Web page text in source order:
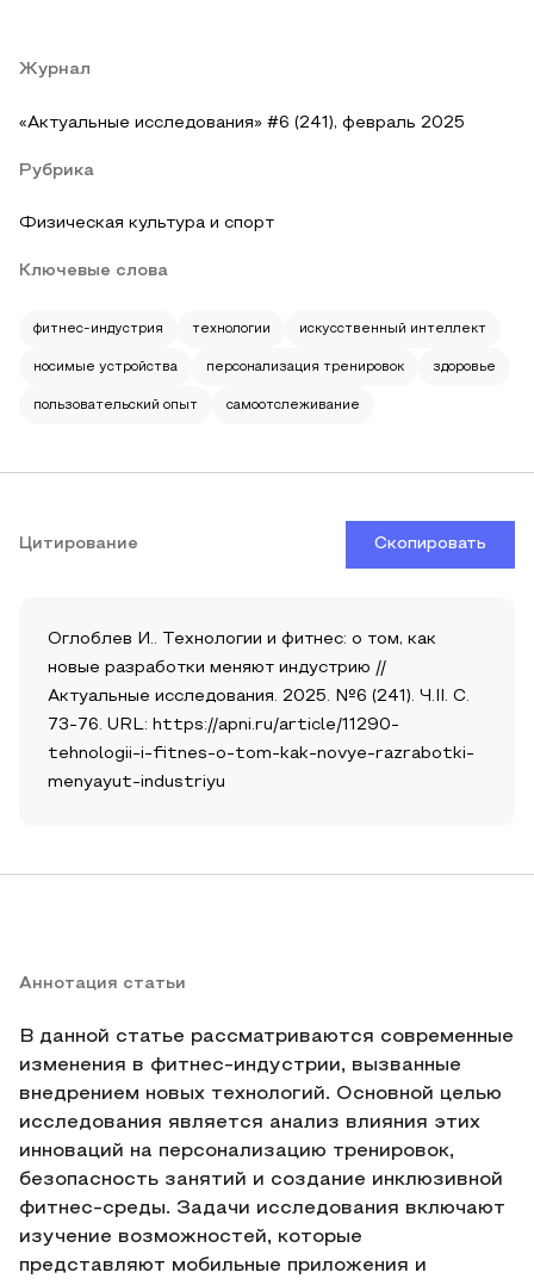
Журнал
«Актуальные исследования» #6 (241), февраль 2025
Рубрика
Физическая культура и спорт
Ключевые слова
фитнес-индустрия технологии искусственный интеллект
носимые устройства персонализация тренировок здоровье
пользовательский опыт самоотслеживание
Цитирование Скопировать
Оглоблев И.. Технологии и фитнес: о том, как
новые разработки меняют индустрию //
Актуальные исследования. 2025. №6 (241). Ч.II. С.
73-76. URL: https://apni.ru/article/11290-
tehnologii-i-fitnes-o-tom-kak-novye-razrabotki-
menyayut-industriyu
Аннотация статьи
В данной статье рассматриваются современные
изменения в фитнес-индустрии, вызванные
внедрением новых технологий. Основной целью
исследования является анализ влияния этих
инноваций на персонализацию тренировок,
безопасность занятий и создание инклюзивной
фитнес-среды. Задачи исследования включают
изучение возможностей, которые
представляют мобильные приложения и